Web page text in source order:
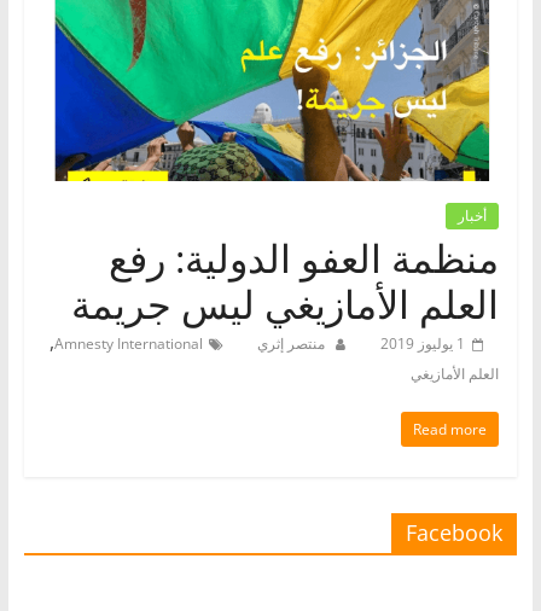
أخبار
منظمة العفو الدولية: رفع
العلم الأمازيغي ليس جريمة
1 يوليوز 2019 منتصر إثري Amnesty International
,
العلم الأمازيغي
Read more
Facebook